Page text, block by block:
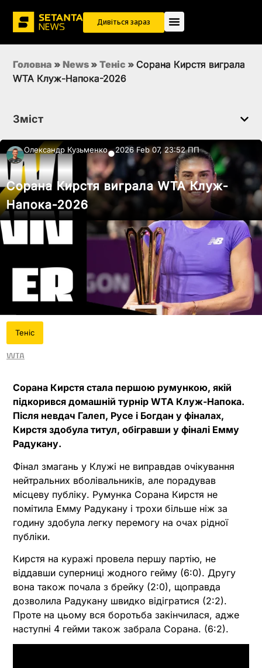
Дивіться зараз
Головна » News » Теніс » Сорана Кирстя виграла
WTA Клуж-Напока-2026
Зміст
Олександр Кузьменко●2026 Feb 07, 23:52 ПП
Сорана Кирстя виграла WTA Клуж-
Напока-2026
Теніс
WTA
Сорана Кирстя стала першою румункою, якій
підкорився домашній турнір WTA Клуж-Напока.
Після невдач Галеп, Русе і Богдан у фіналах,
Кирстя здобула титул, обігравши у фіналі Емму
Радукану.
Фінал змагань у Клужі не виправдав очікування
нейтральних вболівальників, але порадував
місцеву публіку. Румунка Сорана Кирстя не
помітила Емму Радукану і трохи більше ніж за
годину здобула легку перемогу на очах рідної
публіки.
Кирстя на куражі провела першу партію, не
віддавши суперниці жодного гейму (6:0). Другу
вона також почала з брейку (2:0), щоправда
дозволила Радукану швидко відігратися (2:2).
Проте на цьому вся боротьба закінчилася, адже
наступні 4 гейми також забрала Сорана. (6:2).